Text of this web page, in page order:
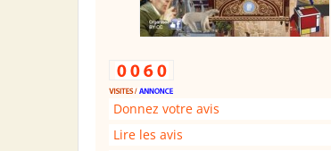
Donnez votre avis
Lire les avis